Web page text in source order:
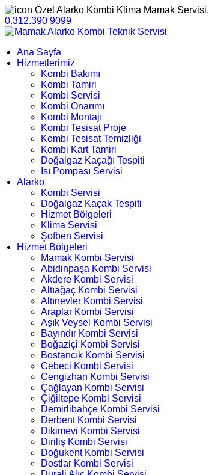
Özel Alarko Kombi Klima Mamak Servisi.
0.312.390 9099
Ana Sayfa
Hizmetlerimiz
Kombi Bakımı
Kombi Tamiri
Kombi Servisi
Kombi Onarımı
Kombi Montajı
Kombi Tesisat Proje
Kombi Tesisat Temizliği
Kombi Kart Tamiri
Doğalgaz Kaçağı Tespiti
Isı Pompası Servisi
Alarko
Kombi Servisi
Doğalgaz Kaçak Tespiti
Hizmet Bölgeleri
Klima Servisi
Şofben Servisi
Hizmet Bölgeleri
Mamak Kombi Servisi
Abidinpaşa Kombi Servisi
Akdere Kombi Servisi
Altıağaç Kombi Servisi
Altınevler Kombi Servisi
Araplar Kombi Servisi
Aşık Veysel Kombi Servisi
Bayındır Kombi Servisi
Boğaziçi Kombi Servisi
Bostancık Kombi Servisi
Cebeci Kombi Servisi
Cengizhan Kombi Servisi
Çağlayan Kombi Servisi
Çiğiltepe Kombi Servisi
Demirlibahçe Kombi Servisi
Derbent Kombi Servisi
Dikimevi Kombi Servisi
Diriliş Kombi Servisi
Doğukent Kombi Servisi
Dostlar Kombi Servisi